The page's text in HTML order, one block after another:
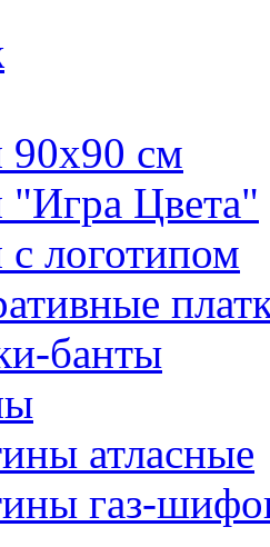
90х90 см
"Игра Цвета"
логотипом
банты
атласные
газ-